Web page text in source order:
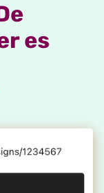
es